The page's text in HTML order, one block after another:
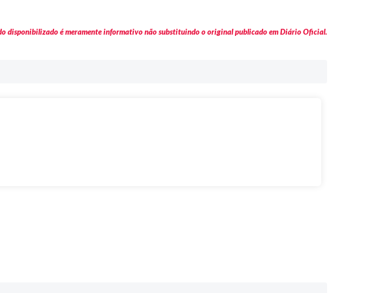
disponibilizado é meramente informativo não substituindo o original publicado em Diário Oficial.